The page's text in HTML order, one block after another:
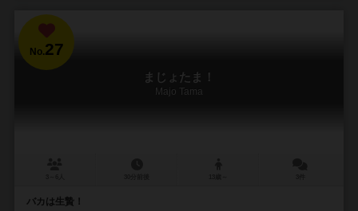
No.27
まじょたま！
Majo Tama
バカは生贄！